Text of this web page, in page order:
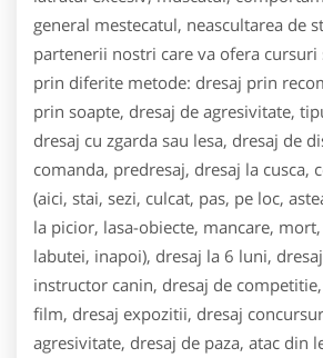
general mestecatul, neascultarea de
partenerii nostri care va ofera cursuri
prin diferite metode: dresaj prin
prin soapte, dresaj de agresivitate,
dresaj cu zgarda sau lesa, dresaj de
comanda, predresaj, dresaj la cusca,
(aici, stai, sezi, culcat, pas, pe loc,
la picior, lasa-obiecte, mancare,
labutei, inapoi), dresaj la 6 luni,
instructor canin, dresaj de
film, dresaj expozitii, dresaj
agresivitate, dresaj de paza, atac din